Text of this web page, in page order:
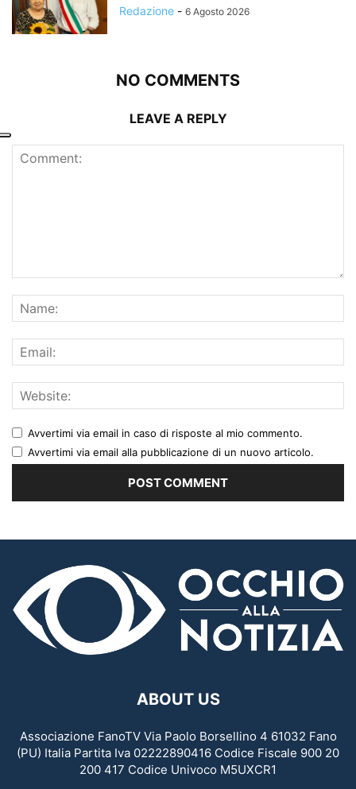
Redazione - 6 Agosto 2026
NO COMMENTS
LEAVE A REPLY
Avvertimi via email in caso di risposte al mio commento.
Avvertimi via email alla pubblicazione di un nuovo articolo.
ABOUT US
Associazione FanoTV Via Paolo Borsellino 4 61032 Fano
(PU) Italia Partita Iva 02222890416 Codice Fiscale 900 20
200 417 Codice Univoco M5UXCR1